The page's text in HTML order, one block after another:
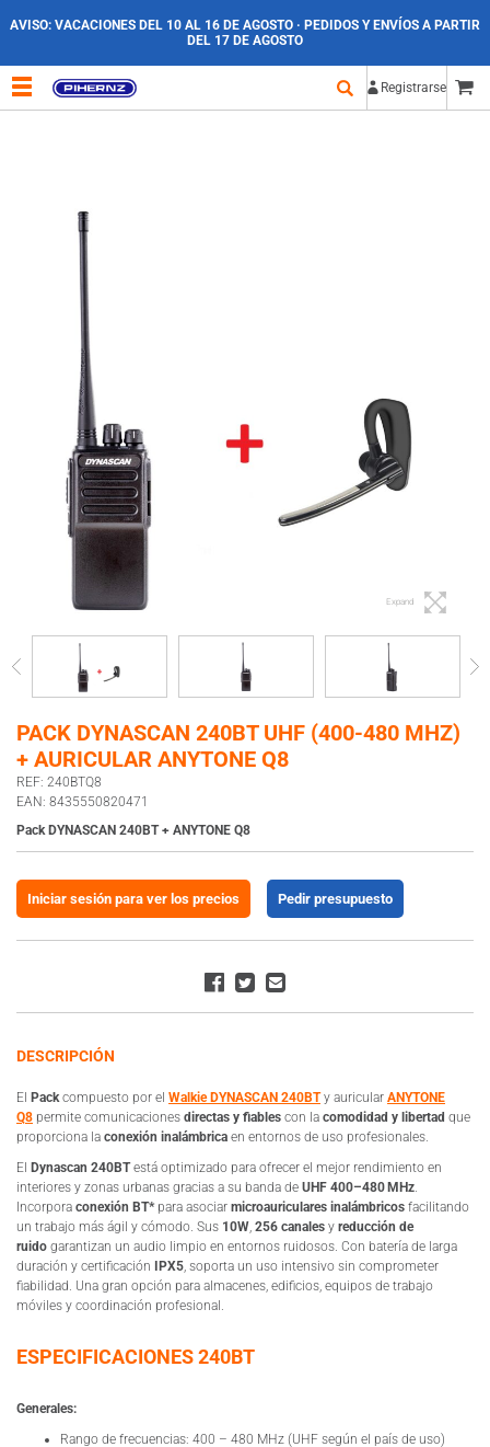
AVISO: VACACIONES DEL 10 AL 16 DE AGOSTO · PEDIDOS Y ENVÍOS A PARTIR
DEL 17 DE AGOSTO
Registrarse
Expand
PACK DYNASCAN 240BT UHF (400-480 MHZ)
+ AURICULAR ANYTONE Q8
REF: 240BTQ8
EAN: 8435550820471
Pack DYNASCAN 240BT + ANYTONE Q8
Iniciar sesión para ver los precios Pedir presupuesto
DESCRIPCIÓN
El Packcompuesto por el Walkie DYNASCAN 240BTy auricular ANYTONE
Q8 permite comunicaciones directas y fiables con la comodidad y libertad que
proporciona la conexión inalámbrica en entornos de uso profesionales.
El Dynascan 240BTestá optimizado para ofrecer el mejor rendimiento en
interiores y zonas urbanas gracias a su banda de UHF 400–480 MHz.
Incorpora conexión BT* para asociar microauriculares inalámbricos facilitando
un trabajo más ágil y cómodo. Sus 10W, 256 canales y reducción de
ruido garantizan un audio limpio en entornos ruidosos. Con batería de larga
duración y certificación
IPX5, soporta un uso intensivo sin comprometer
fiabilidad. Una gran opción para almacenes, edificios, equipos de trabajo
móviles y coordinación profesional.
ESPECIFICACIONES 240BT
Generales:
Rango de frecuencias: 400 – 480 MHz (UHF según el país de uso)